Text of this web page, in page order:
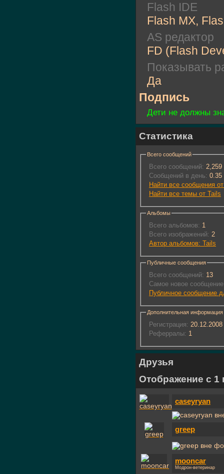
Flash IDE
Flash MX,
AS редактор
FD (Flash
Показывать
Да
Подпись
Дети не должны
Статистика
Всего сообщений
Всего сообщений: 2,259
Сообщений в день: 0.35
Найти все сообщения
Найти все темы от Tails
Альбомы
Всего альбомов: 1
Всего изображений: 2
Автор альбомов: Tails
Публичные сообщения
Всего сообщений: 13
Самое новое
Публичное сообщение
Дополнительная информация
Регистрация: 20.12.2008
Реферралы: 1
Друзья
Отображение с 1
caseyryan
greep
mooncar
Модрон-ветеринар